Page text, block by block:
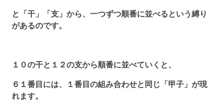
と「干」「支」から、一つずつ順番に並べるという縛り
があるのです。
１０の干と１２の支から順番に並べていくと、
６１番目には、１番目の組み合わせと同じ「甲子」が現
れます。